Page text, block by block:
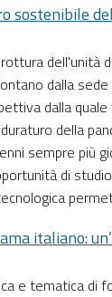
sostenibile
dalla
dalla
della
sempre più
di
italiano:
e tematica di